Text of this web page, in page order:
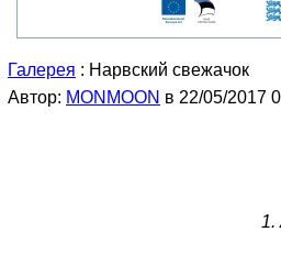
Галерея : Нарвский свежачок
Автор: MONMOON в 22/05/2017
1.